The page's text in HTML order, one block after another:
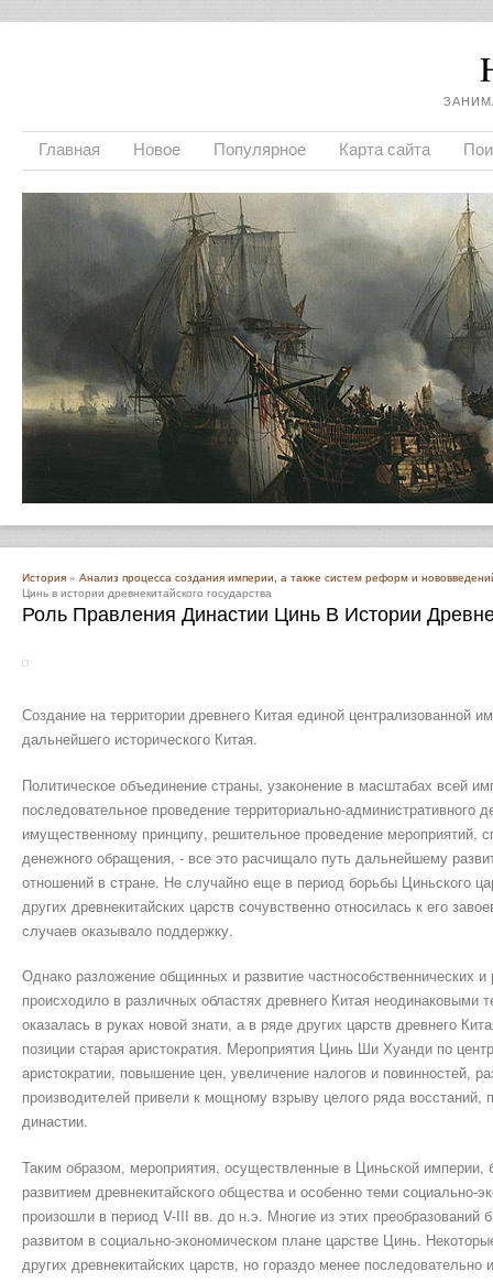
Главная Новое Популярное Карта сайта
История » Анализ процесса создания империи, а также систем реформ и
Цинь в истории древнекитайского государства
Роль Правления Династии Цинь В Истории
Создание на территории древнего Китая единой централизованной
дальнейшего исторического Китая.
Политическое объединение страны, узаконение в масштабах всей
последовательное проведение территориально-административного
имущественному принципу, решительное проведение мероприятий,
денежного обращения, - все это расчищало путь дальнейшему
отношений в стране. Не случайно еще в период борьбы Циньского
других древнекитайских царств сочувственно относилась к его
случаев оказывало поддержку.
Однако разложение общинных и развитие частнособственнических
происходило в различных областях древнего Китая
оказалась в руках новой знати, а в ряде других царств древнего
позиции старая аристократия. Мероприятия Цинь Ши Хуанди по
аристократии, повышение цен, увеличение налогов и повинностей,
производителей привели к мощному взрыву целого ряда
династии.
Таким образом, мероприятия, осуществленные в Циньской
развитием древнекитайского общества и особенно теми социально-
произошли в период V-III вв. до н.э. Многие из этих
развитом в социально-экономическом плане царстве Цинь.
других древнекитайских царств, но гораздо менее последовательно